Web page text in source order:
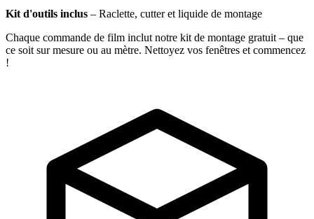
Kit d'outils inclus – Raclette, cutter et liquide de montage
Chaque commande de film inclut notre kit de montage gratuit – que
ce soit sur mesure ou au mètre. Nettoyez vos fenêtres et commencez
!